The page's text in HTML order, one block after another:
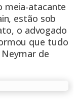
meia-atacante
estão sob
o advogado
que tudo
de